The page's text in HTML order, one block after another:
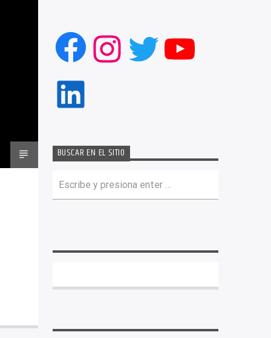
Facebook
Instagram
Twitter
LinkedIn
BUSCAR EN EL SITIO